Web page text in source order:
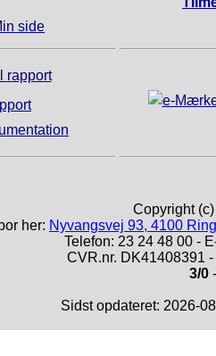
side
Copyright
her: Nyvangsvej 93, 4100
Telefon: 23 24 48 00 -
CVR.nr. DK41408391
3/0
Sidst opdateret: 2026-